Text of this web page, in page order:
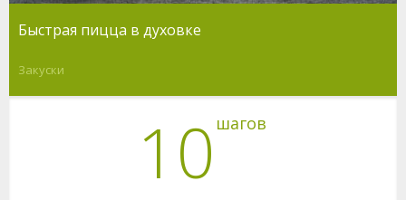
Быстрая пицца в духовке
Закуски
10 шагов